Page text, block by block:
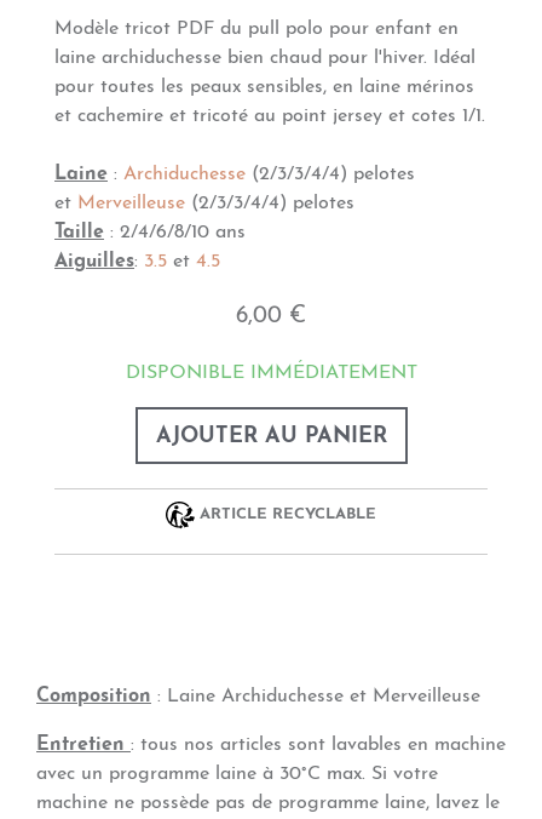
Modèle tricot PDF du pull polo pour enfant en
laine archiduchesse bien chaud pour l'hiver. Idéal
pour toutes les peaux sensibles, en laine mérinos
et cachemire et tricoté au point jersey et cotes 1/1.
Laine : Archiduchesse (2/3/3/4/4) pelotes
et Merveilleuse (2/3/3/4/4) pelotes
Taille : 2/4/6/8/10 ans
Aiguilles: 3.5 et 4.5
6,00 €
DISPONIBLE IMMÉDIATEMENT
AJOUTER AU PANIER
ARTICLE RECYCLABLE
Composition : Laine Archiduchesse et Merveilleuse
Entretien : tous nos articles sont lavables en machine
avec un programme laine à 30°C max. Si votre
machine ne possède pas de programme laine, lavez le